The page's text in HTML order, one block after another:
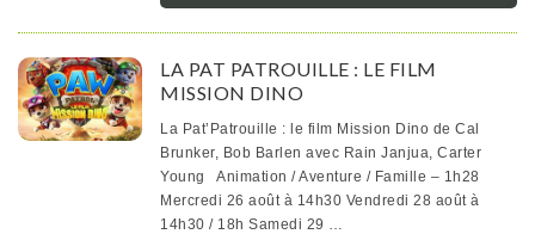
LA PAT PATROUILLE : LE FILM
MISSION DINO
La Pat’Patrouille : le film Mission Dino de Cal
Brunker, Bob Barlen avec Rain Janjua, Carter
Young Animation / Aventure / Famille – 1h28
Mercredi 26 août à 14h30 Vendredi 28 août à
14h30 / 18h Samedi 29 …